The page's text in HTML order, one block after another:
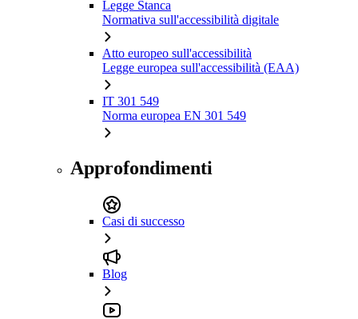
Legge Stanca
Normativa sull'accessibilità digitale
Atto europeo sull'accessibilità
Legge europea sull'accessibilità (EAA)
IT 301 549
Norma europea EN 301 549
Approfondimenti
Casi di successo
Blog